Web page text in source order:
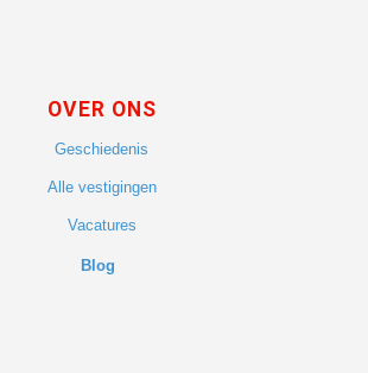
OVER ONS
Geschiedenis
Alle vestigingen
Vacatures
Blog